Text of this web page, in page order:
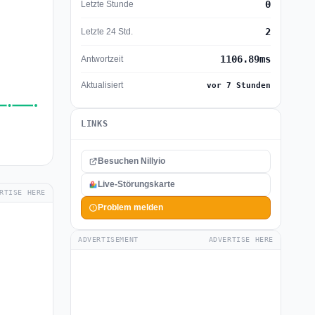
HERE
Letzte Stunde 0
Letzte 24 Std. 2
Antwortzeit 1106.89ms
Aktualisiert vor 7 Stunden
LINKS
Besuchen Nillyio
Live-Störungskarte
Problem melden
ADVERTISEMENT ADVERTISE HERE